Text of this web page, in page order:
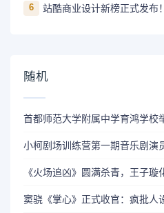
6
随机
小柯剧场训练营第一期音乐剧演
《火场追凶》圆满杀青，王子璇